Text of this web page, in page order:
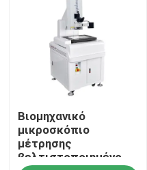
Σπίτι
Προϊόντα
Βίντεο
Βιομηχανικό
μικροσκόπιο
μέτρησης
βελτιστοποιημένο